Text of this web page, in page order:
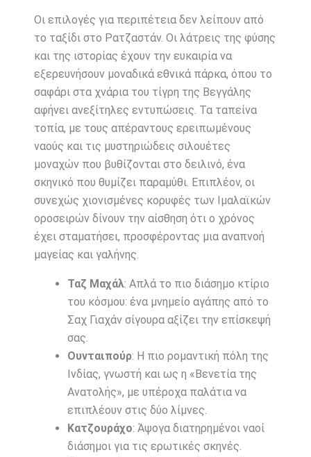
Οι επιλογές για περιπέτεια δεν λείπουν από
το ταξίδι στο Ρατζαστάν. Οι λάτρεις της φύσης
και της ιστορίας έχουν την ευκαιρία να
εξερευνήσουν μοναδικά εθνικά πάρκα, όπου το
σαφάρι στα χνάρια του τίγρη της Βεγγάλης
αφήνει ανεξίτηλες εντυπώσεις. Τα ταπείνα
τοπία, με τους απέραντους ερειπωμένους
ναούς και τις μυστηριώδεις σιλουέτες
μοναχών που βυθίζονται στο δειλινό, ένα
σκηνικό που θυμίζει παραμύθι. Επιπλέον, οι
συνεχώς χιονισμένες κορυφές των Ιμαλαϊκών
οροσειρών δίνουν την αίσθηση ότι ο χρόνος
έχει σταματήσει, προσφέροντας μια αναπνοή
μαγείας και γαλήνης.
Ταζ Μαχάλ: Απλά το πιο διάσημο κτίριο
του κόσμου: ένα μνημείο αγάπης από το
Σαχ Γιαχάν σίγουρα αξίζει την επίσκεψή
σας.
Ουνταιπούρ: Η πιο ρομαντική πόλη της
Ινδίας, γνωστή και ως η «Βενετία της
Ανατολής», με υπέροχα παλάτια να
επιπλέουν στις δύο λίμνες.
Κατζουράχο: Άψογα διατηρημένοι ναοί
διάσημοι για τις ερωτικές σκηνές.